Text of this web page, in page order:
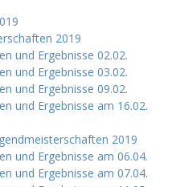
2019
und Ergebnisse 02.02.
und Ergebnisse 03.02.
und Ergebnisse 09.02.
und Ergebnisse am 16.02.
2019
und Ergebnisse am 06.04.
und Ergebnisse am 07.04.